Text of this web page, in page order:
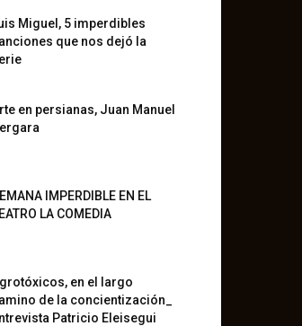
Miguel, 5 imperdibles
que nos dejó la
en persianas, Juan Manuel
IMPERDIBLE EN EL
LA COMEDIA
en el largo
de la concientización_
Patricio Eleisegui